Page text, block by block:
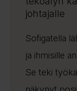
johtajalle
Sofigatella
ja ihmisille
Se teki